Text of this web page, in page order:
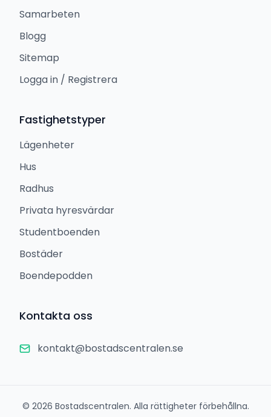
Samarbeten
Blogg
Sitemap
Logga in / Registrera
Fastighetstyper
Lägenheter
Hus
Radhus
Privata hyresvärdar
Studentboenden
Bostäder
Boendepodden
Kontakta oss
kontakt@bostadscentralen.se
© 2026 Bostadscentralen. Alla rättigheter förbehållna.